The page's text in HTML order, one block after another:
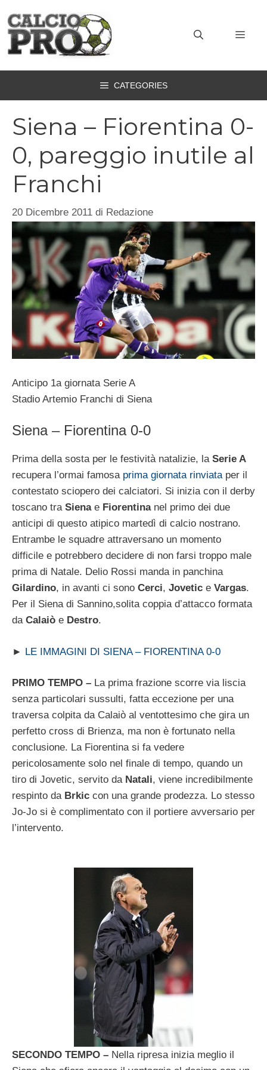
contenuto
CATEGORIES
Siena – Fiorentina 0-
0, pareggio inutile al
Franchi
20 Dicembre 2011 di Redazione
Anticipo 1a giornata Serie A
Stadio Artemio Franchi di Siena
Siena – Fiorentina 0-0
Prima della sosta per le festività natalizie, la Serie A
recupera l’ormai famosa prima giornata rinviataper il
contestato sciopero dei calciatori. Si inizia con il derby
toscano tra Sienae Fiorentinanel primo dei due
anticipi di questo atipico martedì di calcio nostrano.
Entrambe le squadre attraversano un momento
difficile e potrebbero decidere di non farsi troppo male
prima di Natale. Delio Rossi manda in panchina
Gilardino, in avanti ci sono Cerci, Jovetic e Vargas.
Per il Siena di Sannino,solita coppia d’attacco formata
da Calaiò e Destro.
► LE IMMAGINI DI SIENA – FIORENTINA 0-0
PRIMO TEMPO – La prima frazione scorre via liscia
senza particolari sussulti, fatta eccezione per una
traversa colpita da Calaiò al ventottesimo che gira un
perfetto cross di Brienza, ma non è fortunato nella
conclusione. La Fiorentina si fa vedere
pericolosamente solo nel finale di tempo, quando un
tiro di Jovetic, servito da Natali, viene incredibilmente
respinto da Brkic con una grande prodezza. Lo stesso
Jo-Jo si è complimentato con il portiere avversario per
l’intervento.
SECONDO TEMPO – Nella ripresa inizia meglio il